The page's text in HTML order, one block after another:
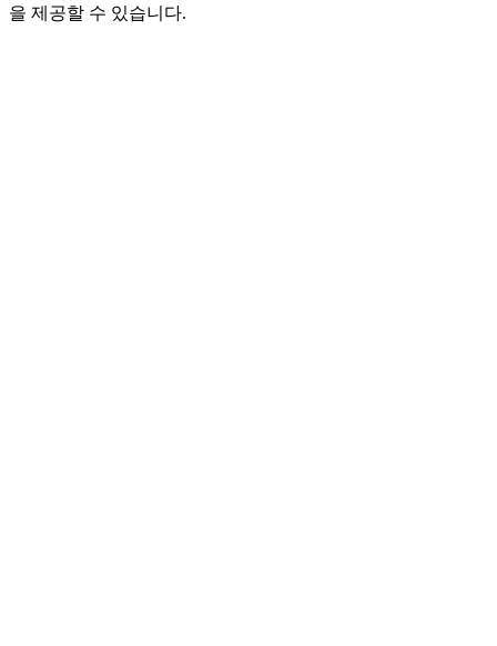
을 제공할 수 있습니다.